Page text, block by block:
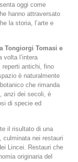
oggi come
hanno attraversato
la storia, l’arte e
Tongiorgi Tomasi e
volta l’intera
reperti antichi, fino
è naturalmente
che rimanda
anzi dei secoli, è
di specie ed
il risultato di una
culminata nei restauri
Lincei. Restauri che
originaria del